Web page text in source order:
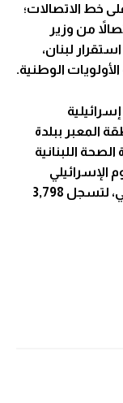
خط الاتصالات؛
من وزير
لبنان،
الوطنية.
المعبر ببلدة
اللبنانية
الإسرائيلي
المستمر منذ الثاني من مارس/آذار الماضي، لتسجل 3,798